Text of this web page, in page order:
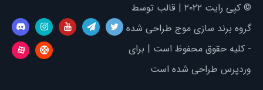
© کپی رایت ۲۰۲۲ | قالب توسط
گروه برند سازی موج طراحی شده
- کلیه حقوق محفوظ است | برای
وردپرس طراحی شده است